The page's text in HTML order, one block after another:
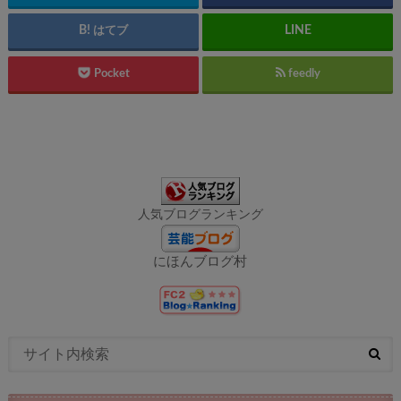
はてブ
Pocket feedly
人気ブログランキング
にほんブログ村